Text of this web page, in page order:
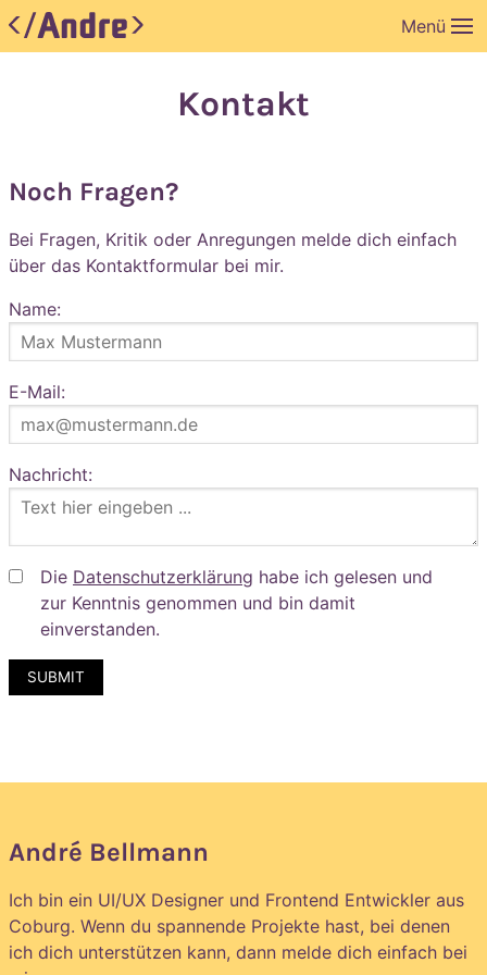
Menü
Kontakt
Name:
E-Mail:
Nachricht:
Die Datenschutzerklärung habe ich gelesen und
zur Kenntnis genommen und bin damit
einverstanden.
Noch Fragen?
Bei Fragen, Kritik oder Anregungen melde dich einfach
über das Kontaktformular bei mir.
André Bellmann
Ich bin ein UI/UX Designer und Frontend Entwickler aus
Coburg. Wenn du spannende Projekte hast, bei denen
ich dich unterstützen kann, dann melde dich einfach bei